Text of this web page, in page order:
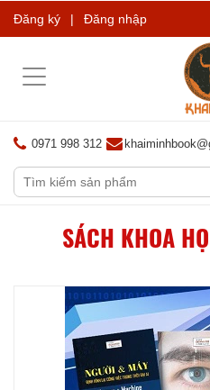
Đăng ký | Đăng nhập
Toggle
0971 998 312
SÁCH KHOA